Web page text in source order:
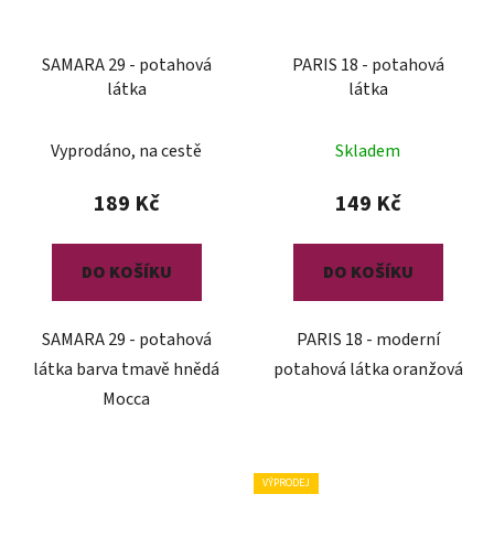
SAMARA 29 - potahová
látka
Vyprodáno, na cestě
189 Kč
DO KOŠÍKU
SAMARA 29 - potahová
látka barva tmavě hnědá
Mocca
PARIS 18 - potahová
látka
Skladem
149 Kč
DO KOŠÍKU
PARIS 18 - moderní
potahová látka oranžová
VÝPRODEJ